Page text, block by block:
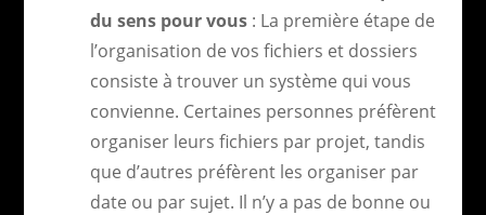
du sens pour vous: La première étape de
l’organisation de vos fichiers et dossiers
consiste à trouver un système qui vous
convienne. Certaines personnes préfèrent
organiser leurs fichiers par projet, tandis
que d’autres préfèrent les organiser par
date ou par sujet. Il n’y a pas de bonne ou